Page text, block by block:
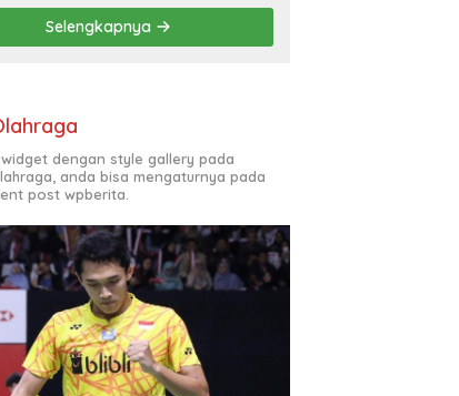
Selengkapnya
dengan style gallery pada
anda bisa mengaturnya pada
post wpberita.